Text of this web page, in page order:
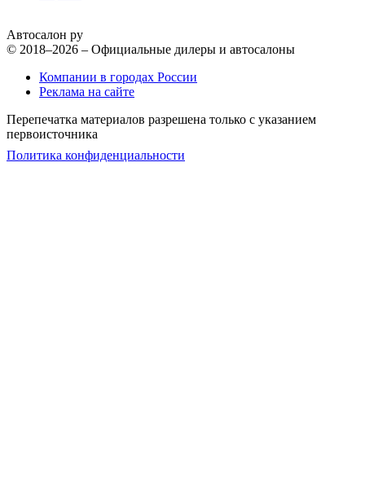
Автосалон ру
© 2018–2026 – Официальные дилеры и автосалоны
Компании в городах России
Реклама на сайте
Перепечатка материалов разрешена только с указанием
первоисточника
Политика конфиденциальности